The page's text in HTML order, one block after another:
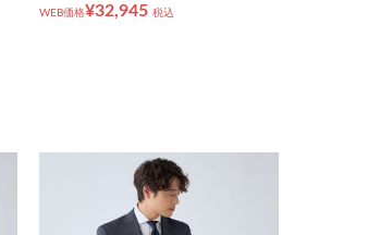
WEB価格¥32,945 税込